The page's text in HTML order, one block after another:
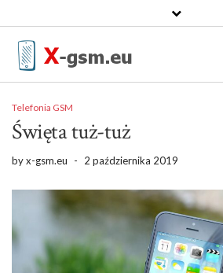
Telefonia GSM
Święta tuż-tuż
byx-gsm.eu - 2 października 2019